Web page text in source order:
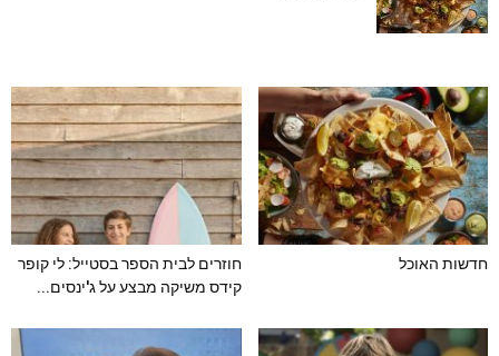
חדשות האוכל
חוזרים לבית הספר בסטייל: לי קופר
קידס משיקה מבצע על ג'ינסים...